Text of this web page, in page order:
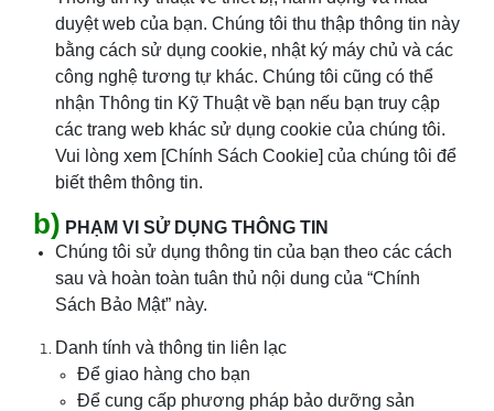
duyệt web của bạn. Chúng tôi thu thập thông tin này
bằng cách sử dụng cookie, nhật ký máy chủ và các
công nghệ tương tự khác. Chúng tôi cũng có thể
nhận Thông tin Kỹ Thuật về bạn nếu bạn truy cập
các trang web khác sử dụng cookie của chúng tôi.
Vui lòng xem [Chính Sách Cookie] của chúng tôi để
biết thêm thông tin.
b) PHẠM VI SỬ DỤNG THÔNG TIN
Chúng tôi sử dụng thông tin của bạn theo các cách
sau và hoàn toàn tuân thủ nội dung của “Chính
Sách Bảo Mật” này.
Danh tính và thông tin liên lạc
Để giao hàng cho bạn
Để cung cấp phương pháp bảo dưỡng sản